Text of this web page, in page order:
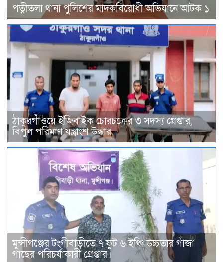
পত্নীতলা থানা পুলিশের মাদকবিরোধী অভিযানে আটক ১
ঠাকুরগাঁওয়ে ইজিবাইক চোরচক্রের ৩ সদস্য গ্রেপ্তার,
বিপুল পরিমাণ যন্ত্রাংশ উদ্ধার ‎
মুন্সীগঞ্জের টংগীবাড়ীতে ৭ ফুট ৬ ইঞ্চি উচ্চতার গাঁজা
গাছের পরিচর্যাকারী গ্রেপ্তার।